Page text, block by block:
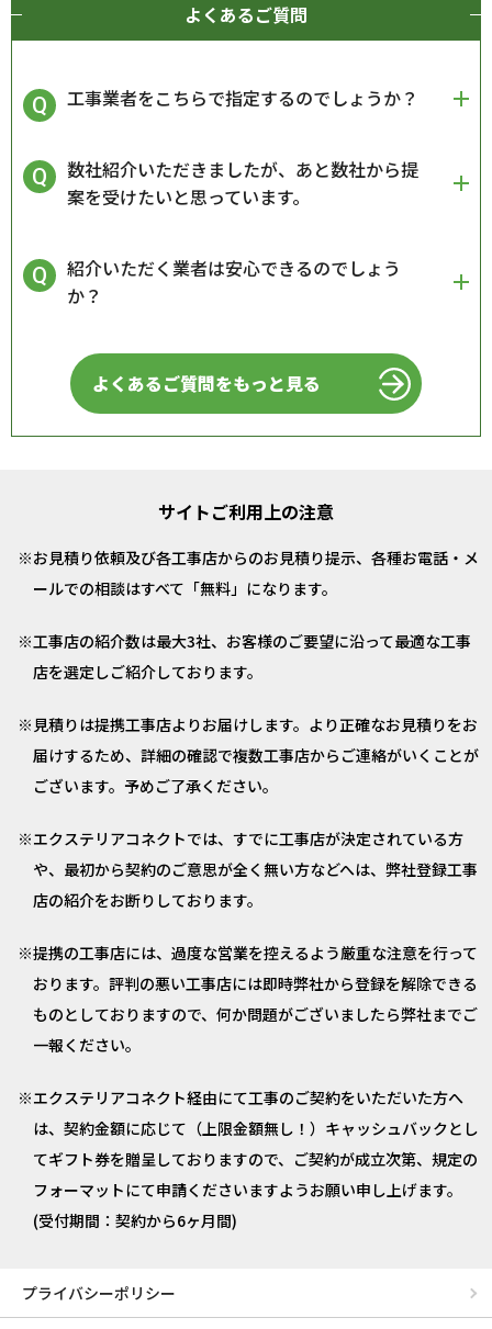
よくあるご質問
工事業者をこちらで指定するのでしょうか？
数社紹介いただきましたが、あと数社から提
案を受けたいと思っています。
紹介いただく業者は安心できるのでしょう
か？
よくあるご質問をもっと見る
サイトご利用上の注意
お見積り依頼及び各工事店からのお見積り提示、各種お電話・メ
ールでの相談はすべて「無料」になります。
工事店の紹介数は最大3社、お客様のご要望に沿って最適な工事
店を選定しご紹介しております。
見積りは提携工事店よりお届けします。より正確なお見積りをお
届けするため、詳細の確認で複数工事店からご連絡がいくことが
ございます。予めご了承ください。
エクステリアコネクトでは、すでに工事店が決定されている方
や、最初から契約のご意思が全く無い方などへは、弊社登録工事
店の紹介をお断りしております。
提携の工事店には、過度な営業を控えるよう厳重な注意を行って
おります。評判の悪い工事店には即時弊社から登録を解除できる
ものとしておりますので、何か問題がございましたら弊社までご
一報ください。
エクステリアコネクト経由にて工事のご契約をいただいた方へ
は、契約金額に応じて（上限金額無し！）キャッシュバックとし
てギフト券を贈呈しておりますので、ご契約が成立次第、規定の
フォーマットにて申請くださいますようお願い申し上げます。
(受付期間：契約から6ヶ月間)
プライバシーポリシー